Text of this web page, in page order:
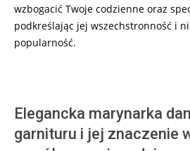
wzbogacić Twoje codzienne oraz
podkreślając jej wszechstronność i
popularność.
Elegancka marynarka
garnituru i jej znaczenie